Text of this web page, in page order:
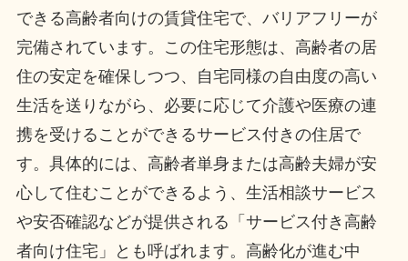
できる高齢者向けの賃貸住宅で、バリアフリーが
完備されています。この住宅形態は、高齢者の居
住の安定を確保しつつ、自宅同様の自由度の高い
生活を送りながら、必要に応じて介護や医療の連
携を受けることができるサービス付きの住居で
す。具体的には、高齢者単身または高齢夫婦が安
心して住むことができるよう、生活相談サービス
や安否確認などが提供される「サービス付き高齢
者向け住宅」とも呼ばれます。高齢化が進む中